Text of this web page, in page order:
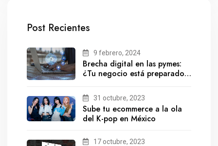
Post Recientes
9 febrero, 2024
Brecha digital en las pymes:
¿Tu negocio está preparado
31 octubre, 2023
Sube tu ecommerce a la ola
del K-pop en México
17 octubre, 2023